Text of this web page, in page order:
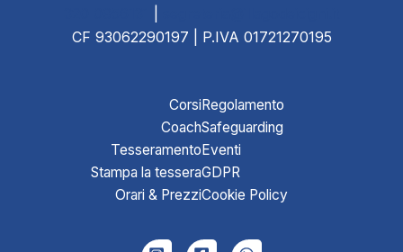
CF 93062290197 | P.IVA 01721270195
Corsi
Coach
Tesseramento
Stampa la tessera
Orari & Prezzi
Regolamento
Safeguarding
Eventi
GDPR
Cookie Policy